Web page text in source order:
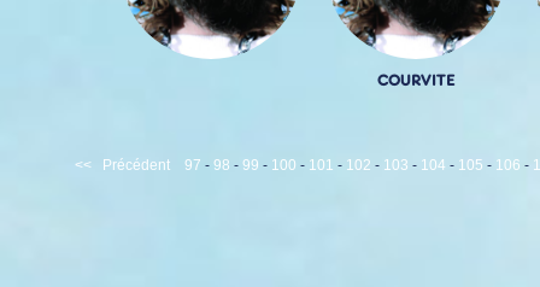
COURVITE
<< Précédent 97 - 98 - 99 - 100 - 101 - 102 - 103 - 104 - 105 - 106 -